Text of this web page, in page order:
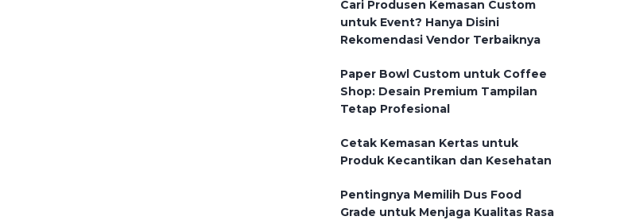
Cari Produsen Kemasan Custom
untuk Event? Hanya Disini
Rekomendasi Vendor Terbaiknya
Paper Bowl Custom untuk Coffee
Shop: Desain Premium Tampilan
Tetap Profesional
Cetak Kemasan Kertas untuk
Produk Kecantikan dan Kesehatan
Pentingnya Memilih Dus Food
Grade untuk Menjaga Kualitas Rasa